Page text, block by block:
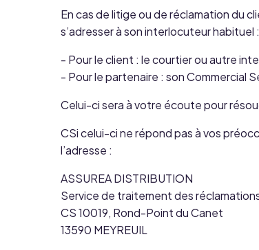
En cas de litige ou de réclamation du
s’adresser à son interlocuteur habituel :
- Pour le client : le courtier ou autre
- Pour le partenaire : son Commercial
Celui-ci sera à votre écoute pour
CSi celui-ci ne répond pas à vos
l’adresse :
ASSUREA DISTRIBUTION
Service de traitement des
CS 10019, Rond-Point du Canet
13590 MEYREUIL